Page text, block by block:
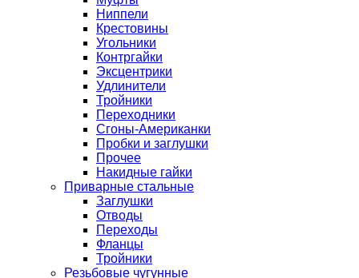
Ниппели
Крестовины
Угольники
Контргайки
Эксцентрики
Удлинители
Тройники
Переходники
Сгоны-Американки
Пробки и заглушки
Прочее
Накидные гайки
Приварные стальные
Заглушки
Отводы
Переходы
Фланцы
Тройники
Резьбовые чугунные